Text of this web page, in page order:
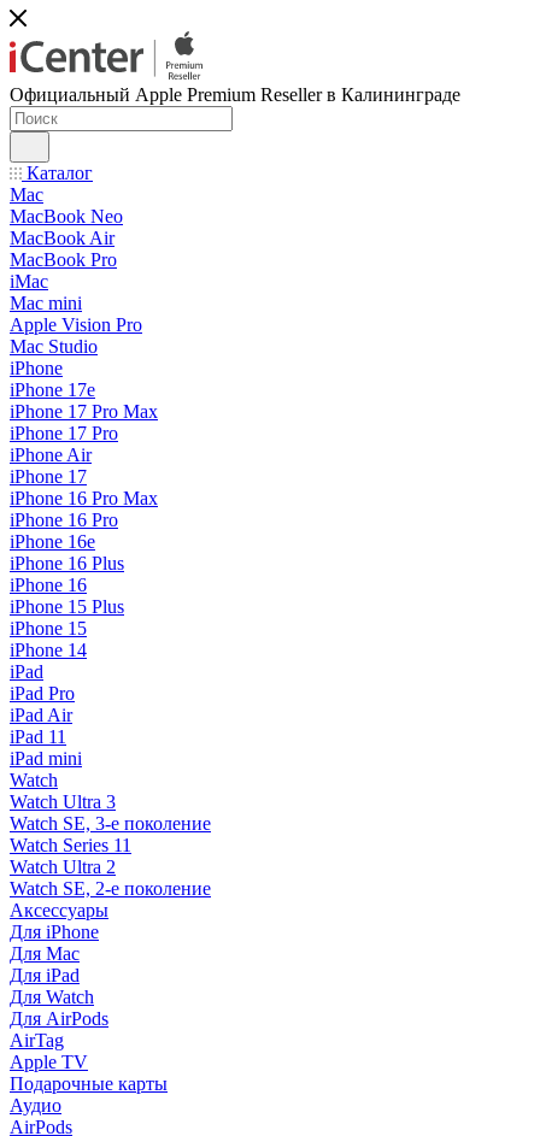
Официальный Apple Premium Reseller в Калининграде
Каталог
Mac
MacBook Neo
MacBook Air
MacBook Pro
iMac
Mac mini
Apple Vision Pro
Mac Studio
iPhone
iPhone 17e
iPhone 17 Pro Max
iPhone 17 Pro
iPhone Air
iPhone 17
iPhone 16 Pro Max
iPhone 16 Pro
iPhone 16e
iPhone 16 Plus
iPhone 16
iPhone 15 Plus
iPhone 15
iPhone 14
iPad
iPad Pro
iPad Air
iPad 11
iPad mini
Watch
Watch Ultra 3
Watch SE, 3-е поколение
Watch Series 11
Watch Ultra 2
Watch SE, 2-е поколение
Аксессуары
Для iPhone
Для Mac
Для iPad
Для Watch
Для AirPods
AirTag
Apple TV
Подарочные карты
Аудио
AirPods